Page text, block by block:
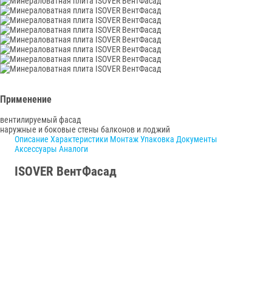
Применение
вентилируемый фасад
наружные и боковые стены балконов и лоджий
Описание Характеристики МонтажУпаковка Документы
Аксессуары Аналоги
ISOVER ВентФасад